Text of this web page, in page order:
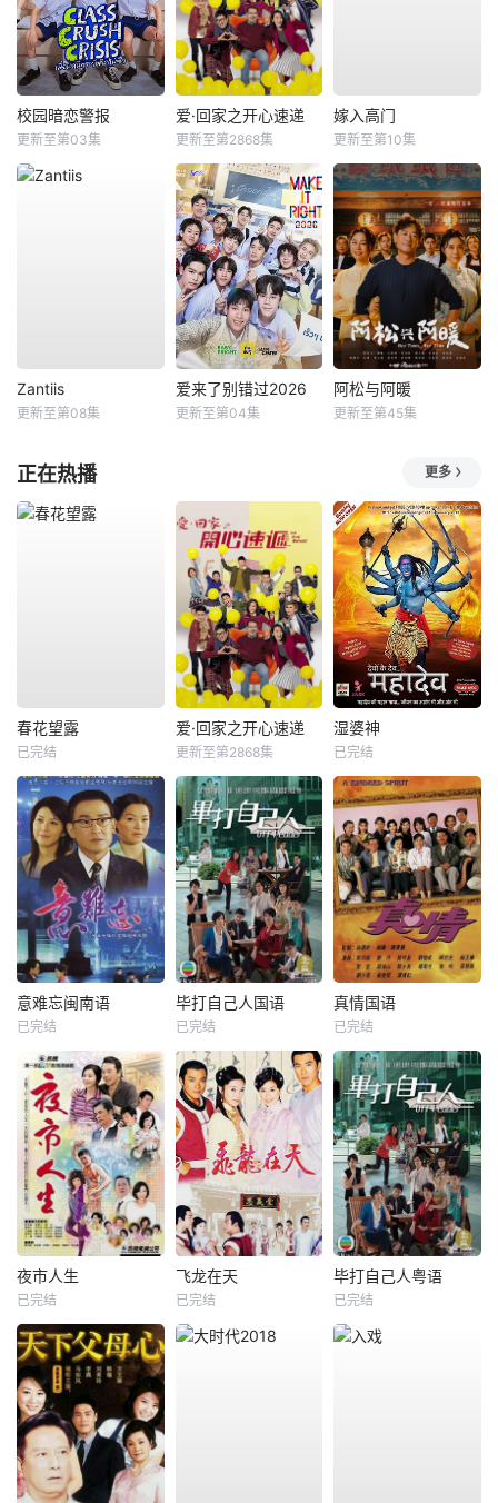
校园暗恋警报
更新至第03集
爱·回家之开心速递
更新至第2868集
嫁入高门
更新至第10集
Zantiis
更新至第08集
爱来了别错过2026
更新至第04集
阿松与阿暖
更新至第45集
正在热播 更多
春花望露
已完结
爱·回家之开心速递
更新至第2868集
湿婆神
已完结
意难忘闽南语
已完结
毕打自己人国语
已完结
真情国语
已完结
夜市人生
已完结
飞龙在天
已完结
毕打自己人粤语
已完结